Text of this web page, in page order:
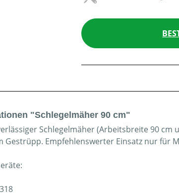
"Schlegelmäher 90 cm"
Schlegelmäher (Arbeitsbreite 90 cm
Gestrüpp. Empfehlenswerter Einsatz nur für